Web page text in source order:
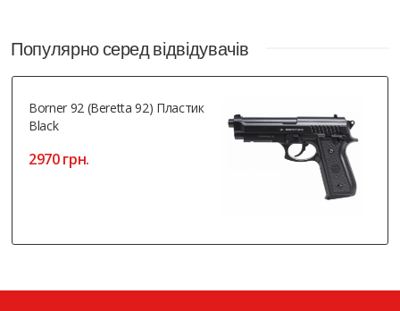
Популярно серед відвідувачів
Borner 92 (Beretta 92) Пластик
Black
2970 грн.